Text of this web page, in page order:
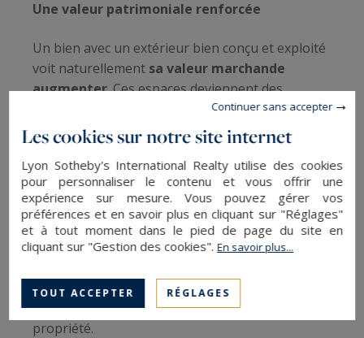
Une valeur patrimoniale renforcée
Un bien avec un extérieur bien conçu et exploité
voit naturellement sa valeur marchande
augmenter. Ces espaces deviennent des
qui séduisent autant à la
revente qu’à la location.
Une dimension émotionnelle forte
Les extérieurs offrent unespace de détente,
de convivialité et de bien-être, véritable
prolongement de l'habitat. Profiter d’un coucher
en famille sur une terrasse ombragée donne
une dimension émotionnelle inestimable à une
propriété.
Les cookies sur notre site internet
Lyon Sotheby's International Realty utilise des cookies
pour personnaliser le contenu et vous offrir une
expérience sur mesure. Vous pouvez gérer vos
préférences et en savoir plus en cliquant sur "Réglages"
et à tout moment dans le pied de page du site en
cliquant sur "Gestion des cookies".En savoir plus...
TOUT ACCEPTER RÉGLAGES
Continuer sans accepter